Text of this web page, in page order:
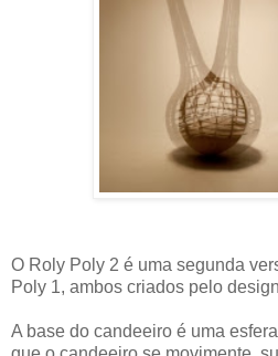
O Roly Poly 2 é uma segunda
Poly 1, ambos criados pelo
A base do candeeiro é uma